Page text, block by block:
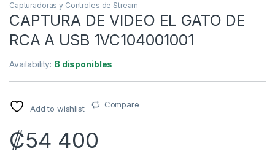
Capturadoras y Controles de Stream
CAPTURA DE VIDEO EL GATO DE
RCA A USB 1VC104001001
Availability: 8 disponibles
Add to wishlist Compare
₡54 400